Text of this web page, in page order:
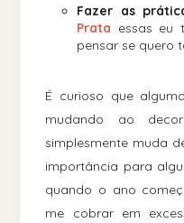
Fazer as
Prata essas eu
pensar se quero
É curioso que
mudando ao
simplesmente muda
importância para
quando o ano
me cobrar em